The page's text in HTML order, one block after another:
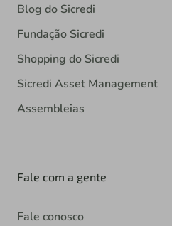
Blog do Sicredi
Fundação Sicredi
Shopping do Sicredi
Sicredi Asset Management
Assembleias
Fale com a gente
Fale conosco